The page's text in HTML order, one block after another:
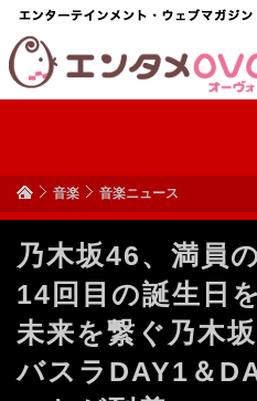
音楽 音楽ニュース
乃木坂46、満員
14回目の誕生日
未来を繋ぐ乃木
バスラDAY1＆